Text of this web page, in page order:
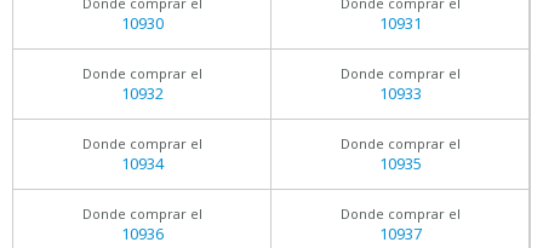
10930 10931
Donde comprar el
10932
Donde comprar el
10933
Donde comprar el
10934
Donde comprar el
10935
Donde comprar el
10936
Donde comprar el
10937